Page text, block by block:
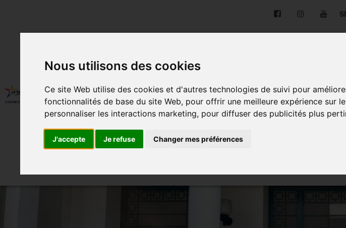
Nous utilisons des cookies
Ce site Web utilise des cookies et d'autres technologies de suivi pour
fonctionnalités de base du site Web, pour offrir une meilleure expérience sur
personnaliser les interactions marketing, pour diffuser des publicités plus
J'accepte Je refuse Changer mes préférences
BUREAU D’ORIENTATION SCOLAIRE ET PROFESSIONNELLE